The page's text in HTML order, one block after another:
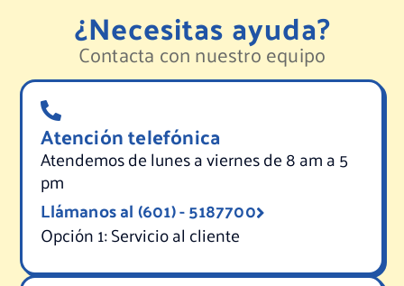
¿Necesitas ayuda?
Contacta con nuestro equipo
Atención telefónica
Atendemos de lunes a viernes de 8 am a 5
pm
Llámanos al (601) - 5187700
Opción 1: Servicio al cliente